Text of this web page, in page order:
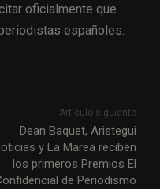
oficialmente que
españoles.
Artículo siguiente
Dean Baquet, Aristegui
y La Marea reciben
los primeros Premios El
de Periodismo